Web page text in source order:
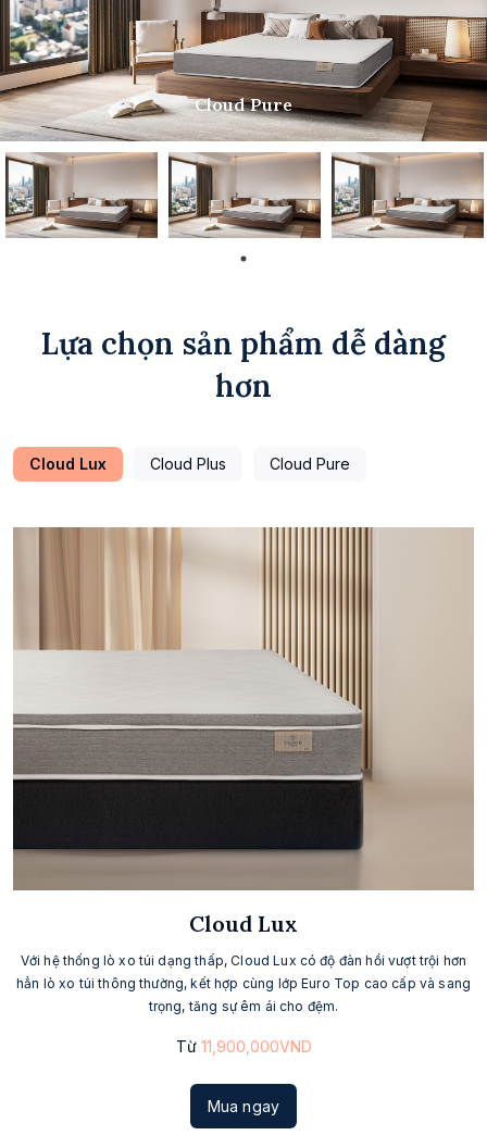
Cloud Pure
Lựa chọn sản phẩm dễ dàng
hơn
Cloud Lux Cloud Plus Cloud Pure
Cloud Lux
Với hệ thống lò xo túi dạng thấp, Cloud Lux có độ đàn hồi vượt trội hơn
hẳn lò xo túi thông thường, kết hợp cùng lớp Euro Top cao cấp và sang
trọng, tăng sự êm ái cho đệm.
Từ 11,900,000VND
Mua ngay